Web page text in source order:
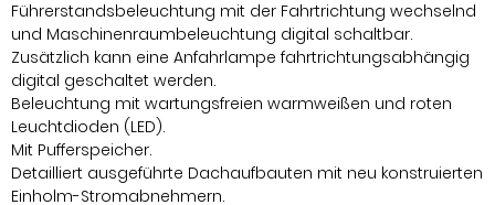
Führerstandsbeleuchtung mit der Fahrtrichtung wechselnd
und Maschinenraumbeleuchtung digital schaltbar.
Zusätzlich kann eine Anfahrlampe fahrtrichtungsabhängig
digital geschaltet werden.
Beleuchtung mit wartungsfreien warmweißen und roten
Leuchtdioden (LED).
Mit Pufferspeicher.
Detailliert ausgeführte Dachaufbauten mit neu konstruierten
Einholm-Stromabnehmern.